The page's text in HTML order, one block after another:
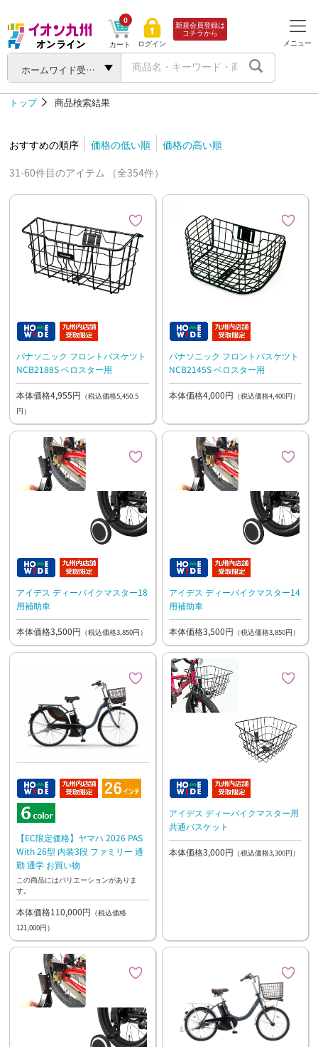
ホームワイド受け取り対象商品
カート
0
ログイン
新規会員登録は
コチラから
メニュー
トップ 商品検索結果
おすすめの順序 価格の低い順
価格の高い順
31-60件目のアイテム （全354件）
パナソニック フロントバスケツト
NCB2188S ベロスター用
本体価格4,955円 （税込価格5,450.5
円）
パナソニック フロントバスケツト
NCB2145S ベロスター用
本体価格4,000円 （税込価格4,400円）
アイデス ディーバイクマスター18
用補助車
本体価格3,500円 （税込価格3,850円）
アイデス ディーバイクマスター14
用補助車
本体価格3,500円 （税込価格3,850円）
【EC限定価格】ヤマハ 2026 PAS
With 26型 内装3段 ファミリー 通
勤 通学 お買い物
この商品にはバリエーションがありま
す。
本体価格110,000円 （税込価格
121,000円）
アイデス ディーバイクマスター用
共通バスケット
本体価格3,000円 （税込価格3,300円）